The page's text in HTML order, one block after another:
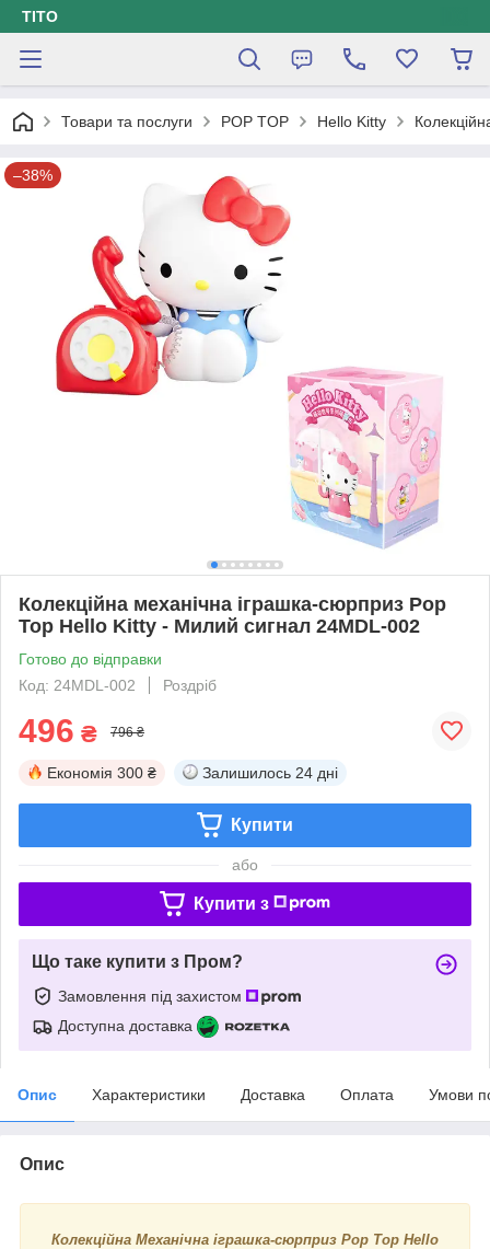
ТІТО
Товари та послуги POP TOP Hello Kitty
–38%
Колекційна механічна іграшка-сюрприз Pop
Top Hello Kitty - Милий сигнал 24MDL-002
Готово до відправки
Код: 24MDL-002
Роздріб
496 ₴ 796 ₴
Економія 300 ₴ Залишилось 24 дні
Купити
або
Купити з
Що таке купити з Пром?
Замовлення під захистом
Доступна доставка
Опис Характеристики Доставка Оплата Умови
Опис
Колекційна Механічна іграшка-сюрприз Pop Top Hello